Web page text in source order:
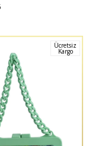
Ücretsiz
Kargo